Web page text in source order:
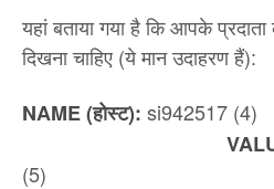
यहां बताया गया है कि आपके
दिखना चाहिए (ये मान उदाहरण हैं):
NAME (होस्ट): si942517 (4)
(5)